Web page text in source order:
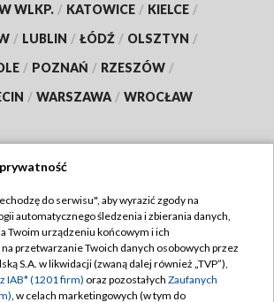
WLKP. / KATOWICE / KIELCE /
/ LUBLIN / ŁÓDŹ / OLSZTYN /
/ POZNAŃ / RZESZÓW /
/ WARSZAWA / WROCŁAW
TVP
Regulamin TVP
Polityka prywatności
do serwisu", aby wyrazić zgody na
automatycznego śledzenia i zbierania danych,
Twoim urządzeniu końcowym i ich
przetwarzanie Twoich danych osobowych przez
S.A. w likwidacji (zwaną dalej również „TVP”),
IAB* (1201 firm) oraz pozostałych Zaufanych
, w celach marketingowych (w tym do